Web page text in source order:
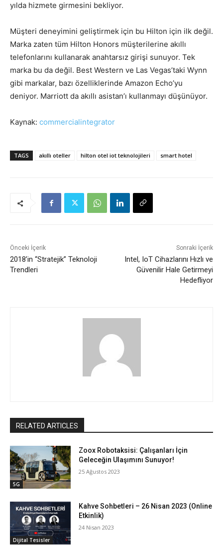
yılda hizmete girmesini bekliyor.
Müşteri deneyimini geliştirmek için bu Hilton için ilk değil.
Marka zaten tüm Hilton Honors müşterilerine akıllı
telefonlarını kullanarak anahtarsız girişi sunuyor. Tek
marka bu da değil. Best Western ve Las Vegas’taki Wynn
gibi markalar, bazı özelliklerinde Amazon Echo’yu
deniyor. Marriott da akıllı asistan’ı kullanmayı düşünüyor.
Kaynak: commercialintegrator
TAGS akıllı oteller hilton otel iot teknolojileri smart hotel
Önceki İçerik
2018’in “Stratejik” Teknoloji
Trendleri
Sonraki İçerik
Intel, IoT Cihazlarını Hızlı ve
Güvenilir Hale Getirmeyi
Hedefliyor
RELATED ARTICLES
5G
Zoox Robotaksisi: Çalışanları İçin
Geleceğin Ulaşımını Sunuyor!
25 Ağustos 2023
Dijital Tesisler
Kahve Sohbetleri – 26 Nisan 2023 (Online
Etkinlik)
24 Nisan 2023